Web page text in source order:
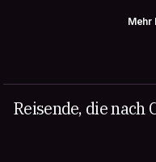
Mehr
Reisende, die nach